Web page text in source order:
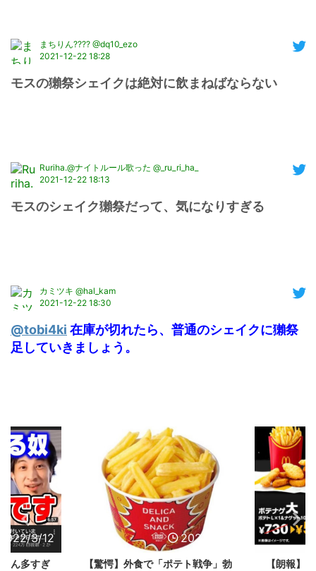
まちりん???? @dq10_ezo
2021-12-22 18:28
モスの獺祭シェイクは絶対に飲まねばならない
Ruriha.@ナイトルール歌った @_ru_ri_ha_
2021-12-22 18:13
モスのシェイク獺祭だって、気になりすぎる
カミツキ @hal_kam
2021-12-22 18:30
@tobi4ki 在庫が切れたら、普通のシェイクに獺祭
足していきましょう。
3/12
ん多すぎ
2022/1/29
【驚愕】外食で「ポテト戦争」勃
【朗報】